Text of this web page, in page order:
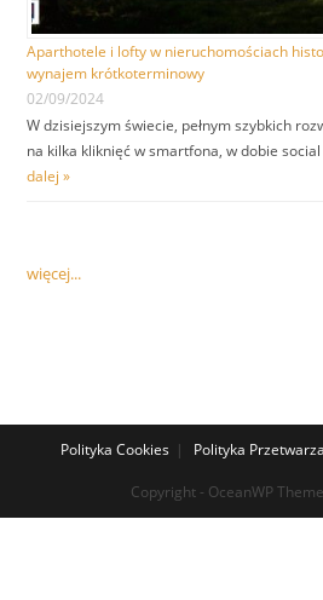
Aparthotele i lofty w nieruchomościach
wynajem krótkoterminowy
02/09/2024
W dzisiejszym świecie, pełnym szybkich
na kilka kliknięć w smartfona, w dobie
dalej »
więcej...
Polityka Cookies Polityka
Copyright - OceanWP